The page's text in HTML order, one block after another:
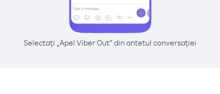
Selectați „Apel Viber Out” din antetul conversației